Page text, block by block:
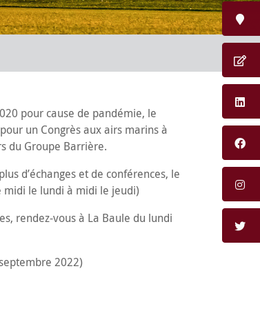
pour cause de pandémie, le
un Congrès aux airs marins à
du Groupe Barrière.
d’échanges et de conférences, le
midi le lundi à midi le jeudi)
rendez-vous à La Baule du lundi
2022)